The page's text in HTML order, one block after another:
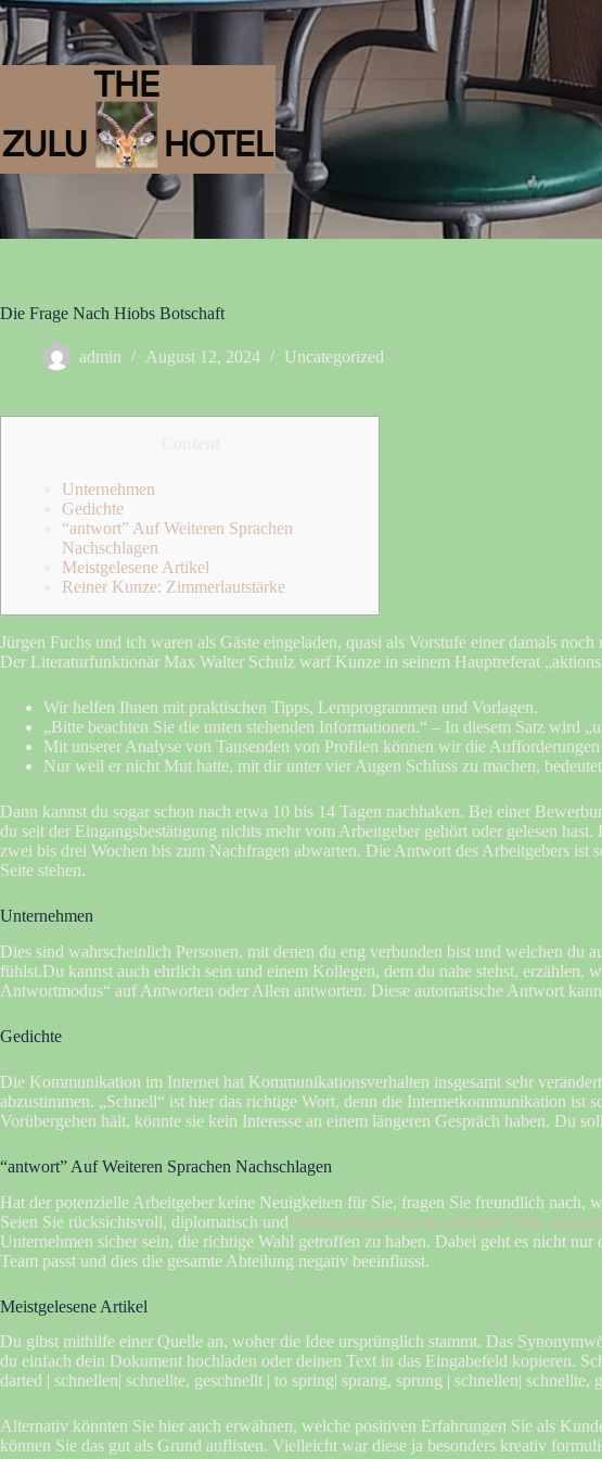
Die Frage Nach Hiobs Botschaft
admin August 12, 2024 Uncategorized
Unternehmen
Gedichte
“antwort” Auf Weiteren Sprachen
Nachschlagen
Meistgelesene Artikel
Reiner Kunze: Zimmerlautstärke
Jürgen Fuchs und ich waren als Gäste eingeladen, quasi als Vorstufe einer damals
Der Literaturfunktionär Max Walter Schulz warf Kunze in seinem Hauptreferat
Wir helfen Ihnen mit praktischen Tipps, Lernprogrammen und Vorlagen.
„Bitte beachten Sie die unten stehenden Informationen.“ – In diesem Satz wird
Mit unserer Analyse von Tausenden von Profilen können wir die
Nur weil er nicht Mut hatte, mit dir unter vier Augen Schluss zu machen,
Dann kannst du sogar schon nach etwa 10 bis 14 Tagen nachhaken. Bei einer
du seit der Eingangsbestätigung nichts mehr vom Arbeitgeber gehört oder gelesen
zwei bis drei Wochen bis zum Nachfragen abwarten. Die Antwort des Arbeitgebers
Seite stehen.
Unternehmen
Dies sind wahrscheinlich Personen, mit denen du eng verbunden bist und welchen
fühlst.Du kannst auch ehrlich sein und einem Kollegen, dem du nahe stehst,
Antwortmodus“ auf Antworten oder Allen antworten. Diese automatische Antwort
Gedichte
Die Kommunikation im Internet hat Kommunikationsverhalten insgesamt sehr
abzustimmen. „Schnell“ ist hier das richtige Wort, denn die Internetkommunikation
Vorübergehen hält, könnte sie kein Interesse an einem längeren Gespräch haben. Du
“antwort” Auf Weiteren Sprachen Nachschlagen
Hat der potenzielle Arbeitgeber keine Neuigkeiten für Sie, fragen Sie freundlich nach,
Seien Sie rücksichtsvoll, diplomatisch und bestecasinosechtgeld.com diese Seite
Unternehmen sicher sein, die richtige Wahl getroffen zu haben. Dabei geht es nicht
Team passt und dies die gesamte Abteilung negativ beeinflusst.
Meistgelesene Artikel
Du gibst mithilfe einer Quelle an, woher die Idee ursprünglich stammt. Das
du einfach dein Dokument hochladen oder deinen Text in das Eingabefeld kopieren.
darted | schnellen| schnellte, geschnellt | to spring| sprang, sprung | schnellen|
Alternativ könnten Sie hier auch erwähnen, welche positiven Erfahrungen Sie als
können Sie das gut als Grund auflisten. Vielleicht war diese ja besonders kreativ